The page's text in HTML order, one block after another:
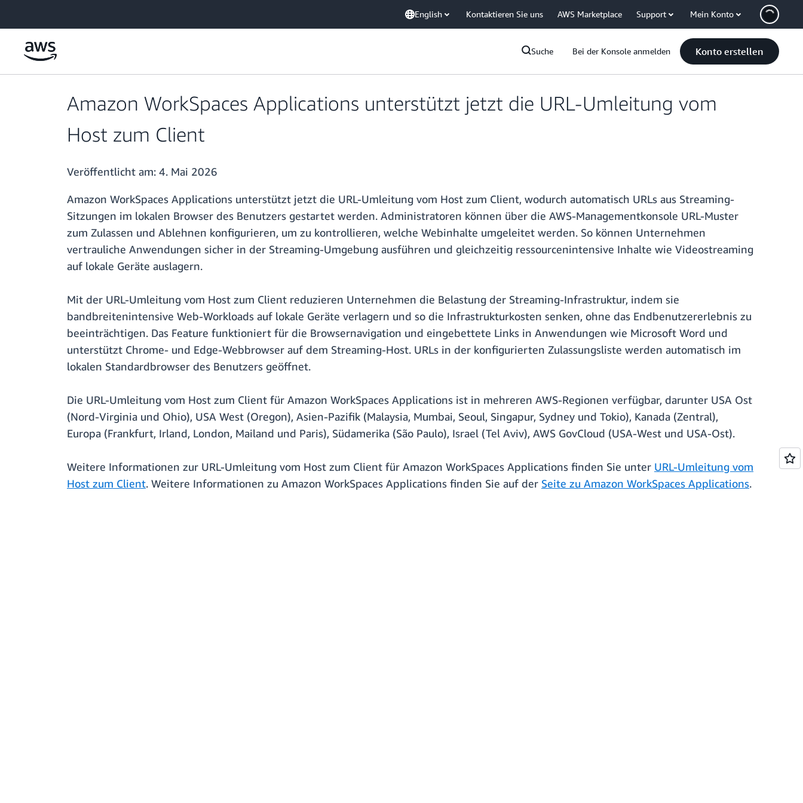
English Kontaktieren Sie uns AWS Marketplace Support Mein Konto
Suche Bei der Konsole anmelden Konto erstellen
Amazon WorkSpaces Applications unterstützt jetzt die URL-Umleitung vom
Host zum Client
Veröffentlicht am: 4. Mai 2026
Amazon WorkSpaces Applications unterstützt jetzt die URL-Umleitung vom Host zum Client, wodurch automatisch URLs aus Streaming-
Sitzungen im lokalen Browser des Benutzers gestartet werden. Administratoren können über die AWS-Managementkonsole URL-Muster
zum Zulassen und Ablehnen konfigurieren, um zu kontrollieren, welche Webinhalte umgeleitet werden. So können Unternehmen
vertrauliche Anwendungen sicher in der Streaming-Umgebung ausführen und gleichzeitig ressourcenintensive Inhalte wie Videostreaming
auf lokale Geräte auslagern.
Mit der URL-Umleitung vom Host zum Client reduzieren Unternehmen die Belastung der Streaming-Infrastruktur, indem sie
bandbreitenintensive Web-Workloads auf lokale Geräte verlagern und so die Infrastrukturkosten senken, ohne das Endbenutzererlebnis zu
beeinträchtigen. Das Feature funktioniert für die Browsernavigation und eingebettete Links in Anwendungen wie Microsoft Word und
unterstützt Chrome- und Edge-Webbrowser auf dem Streaming-Host. URLs in der konfigurierten Zulassungsliste werden automatisch im
lokalen Standardbrowser des Benutzers geöffnet.
Die URL-Umleitung vom Host zum Client für Amazon WorkSpaces Applications ist in mehreren AWS-Regionen verfügbar, darunter USA Ost
(Nord-Virginia und Ohio), USA West (Oregon), Asien-Pazifik (Malaysia, Mumbai, Seoul, Singapur, Sydney und Tokio), Kanada (Zentral),
Europa (Frankfurt, Irland, London, Mailand und Paris), Südamerika (São Paulo), Israel (Tel Aviv), AWS GovCloud (USA-West und USA-Ost).
Weitere Informationen zur URL-Umleitung vom Host zum Client für Amazon WorkSpaces Applications finden Sie unter URL-Umleitung vom
Host zum Client. Weitere Informationen zu Amazon WorkSpaces Applications finden Sie auf der Seite zu Amazon WorkSpaces Applications.